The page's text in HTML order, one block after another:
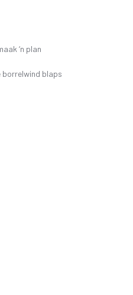
‘n plan
borrelwind blaps